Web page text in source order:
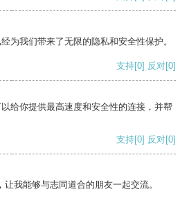
为我们带来了无限的隐私和安全性保护。
支持[0] 反对[0]
给你提供最高速度和安全性的连接，并帮
支持[0] 反对[0]
我能够与志同道合的朋友一起交流。